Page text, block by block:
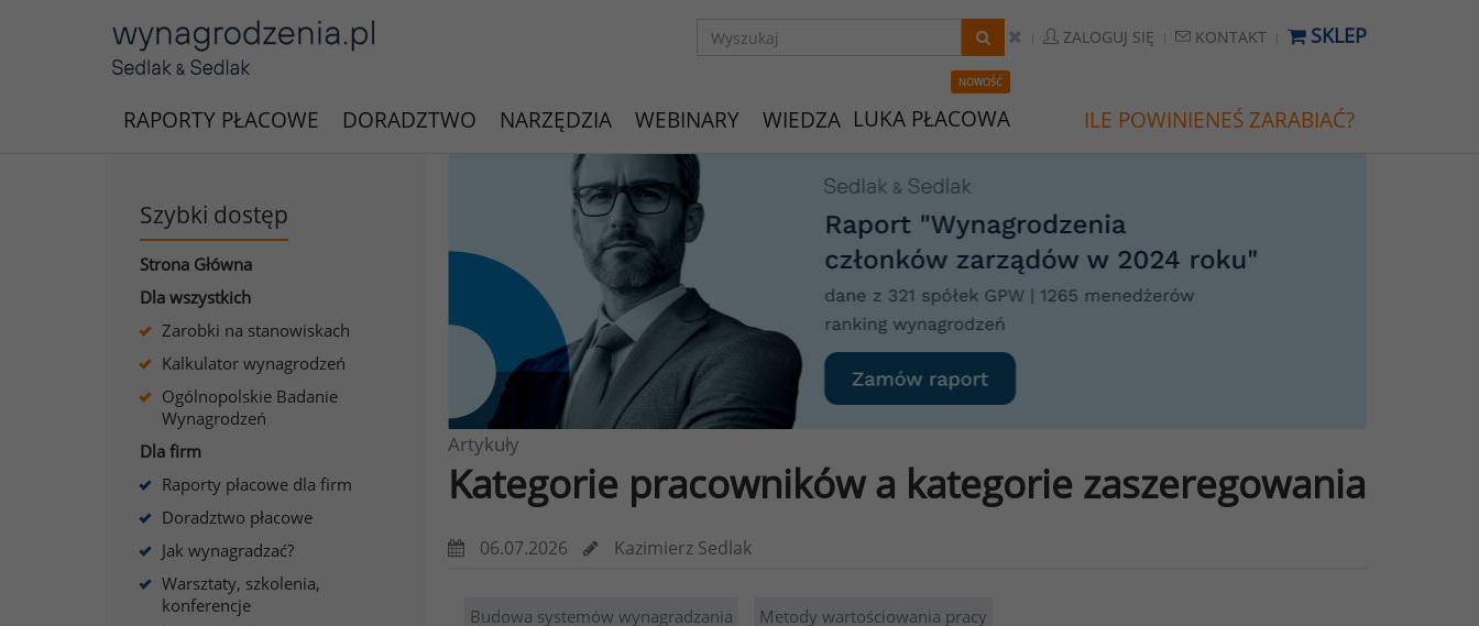
ZALOGUJ SIĘ KONTAKT SKLEP
RAPORTY PŁACOWE DORADZTWO NARZĘDZIA WEBINARY WIEDZA
NOWOŚĆ
LUKA PŁACOWA ILE POWINIENEŚ ZARABIAĆ?
Szybki dostęp
Strona Główna
Dla wszystkich
Zarobki na stanowiskach
Kalkulator wynagrodzeń
Ogólnopolskie Badanie
Wynagrodzeń
Dla firm
Raporty płacowe dla firm
Doradztwo płacowe
Jak wynagradzać?
Warsztaty, szkolenia,
konferencje
Artykuły
Kategorie pracowników a kategorie zaszeregowania
06.07.2026 Kazimierz Sedlak
Budowa systemów wynagradzania Metody wartościowania pracy